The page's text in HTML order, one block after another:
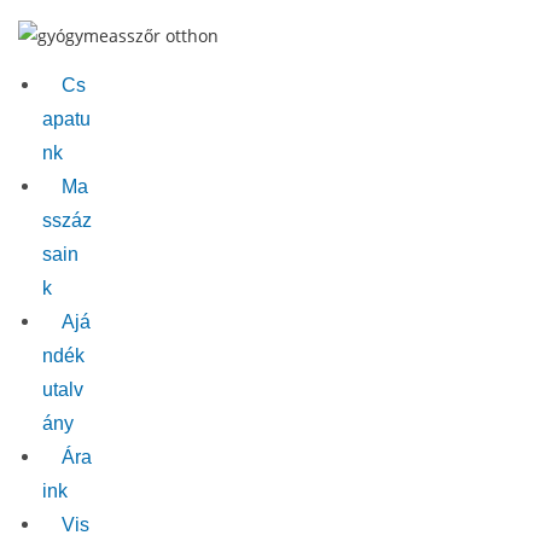
Cs
apatu
nk
Ma
sszáz
sain
k
Ajá
ndék
utalv
ány
Ára
ink
Vis